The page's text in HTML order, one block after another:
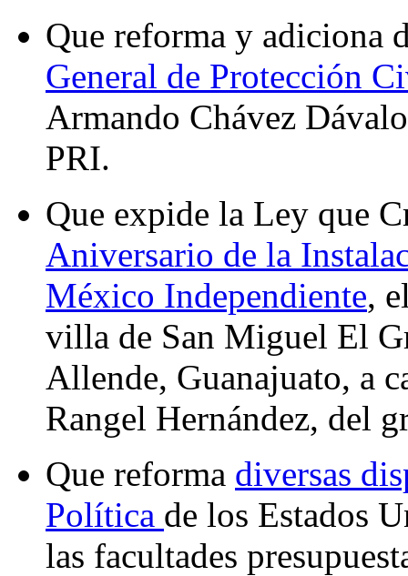
Que reforma y adiciona
General de Protección
Armando Chávez
PRI.
Que expide la Ley que
Aniversario de la
México Independiente,
villa de San Miguel El
Allende, Guanajuato, a
Rangel Hernández, del
Que reforma diversas
Política de los Estados
las facultades